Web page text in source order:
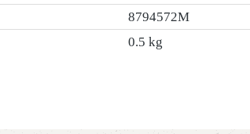
8794572M
0.5 kg